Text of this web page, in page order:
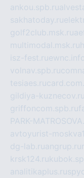
ankou.spb.ru
sakhatoday.ru
golf2club.msk.ru
multimodal.msk.ru
isz-fest.ruewnc.info
volnav.spb.ru
tesiaes.ru
gildiya-kuznecov.ru
griffoncom.spb.ru
PARK-
avtoyurist-
dg-lab.ruangrup.ru
krsk124.ru
analitikaplus.ru